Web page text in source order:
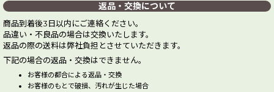
返品・交換について
商品到着後3日以内にご連絡ください。
品違い・不良品の場合は交換いたします。
返品の際の送料は弊社負担とさせていただきます。
下記の場合の返品・交換はできません。
お客様の都合による返品・交換
お客様のもとで破損、汚れが生じた場合